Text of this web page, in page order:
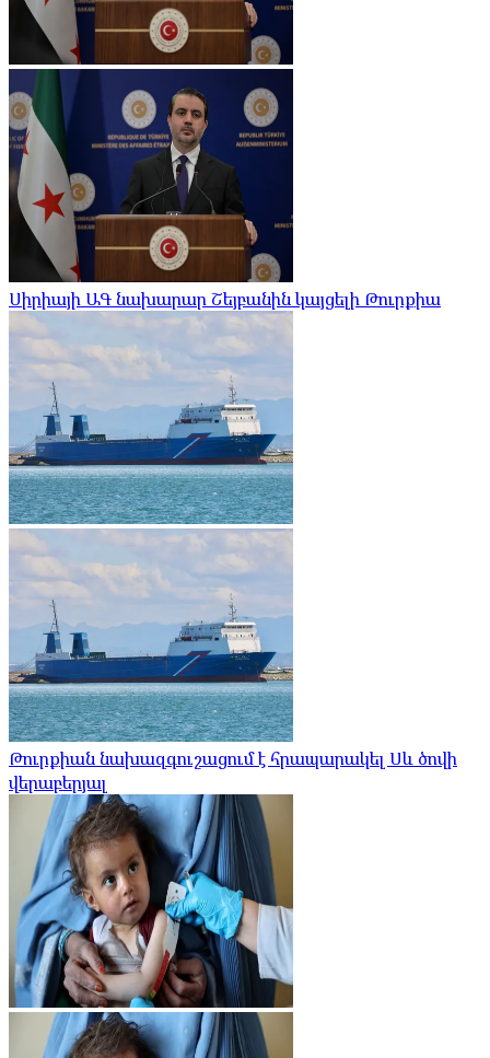
Սիրիայի ԱԳ նախարար Շեյբանին կայցելի Թուրքիա
Թուրքիան նախազգուշացում է հրապարակել Սև ծովի
վերաբերյալ